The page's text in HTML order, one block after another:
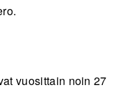
vuosittain noin 27